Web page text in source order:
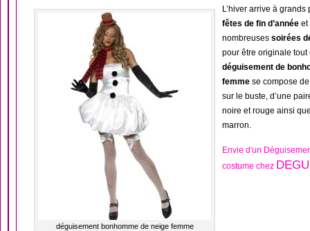
déguisement bonhomme de neige femme
L’hiver arrive à
fêtes de fin d’année et
nombreuses soirées
pour être originale tout
déguisement de
femme se compose
sur le buste, d’une
noire et rouge ainsi
marron.
Envie d'un
costume chez